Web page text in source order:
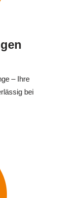
– Ihre
bei